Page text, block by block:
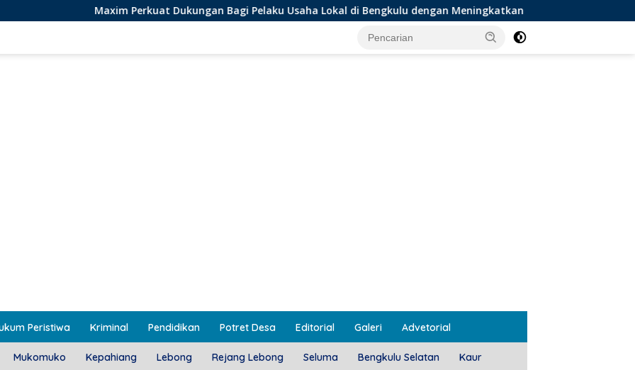
Maxim Perkuat Dukungan Bagi Pelaku Usaha Lokal di Bengkulu dengan Meningkatkan Ruang Publik dan Kebersihan Pasar
Peristiwa Kriminal Pendidikan Potret Desa Editorial Galeri Advetorial
Mukomuko Kepahiang Lebong Rejang Lebong Seluma Bengkulu Selatan Kaur